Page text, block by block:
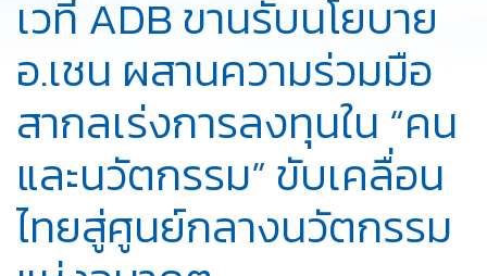
เวที ADB ขานรับนโยบาย
อ.เชน ผสานความร่วมมือ
สากลเร่งการลงทุนใน “คน
และนวัตกรรม” ขับเคลื่อน
ไทยสู่ศูนย์กลางนวัตกรรม